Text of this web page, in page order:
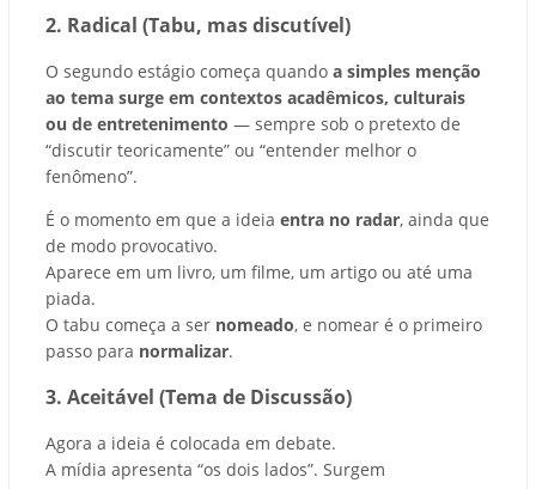
2. Radical (Tabu, mas discutível)
O segundo estágio começa quando a simples menção
ao tema surge em contextos acadêmicos, culturais
ou de entretenimento — sempre sob o pretexto de
“discutir teoricamente” ou “entender melhor o
fenômeno”.
É o momento em que a ideia entra no radar, ainda que
de modo provocativo.
Aparece em um livro, um filme, um artigo ou até uma
piada.
O tabu começa a ser nomeado, e nomear é o primeiro
passo para normalizar.
3. Aceitável (Tema de Discussão)
Agora a ideia é colocada em debate.
A mídia apresenta “os dois lados”. Surgem